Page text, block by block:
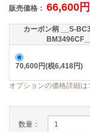
販売価格： 66,600
カーボン柄 __S-
BM3496CF__
70,600円(税6,418円)
オプションの価格詳細は
数量：